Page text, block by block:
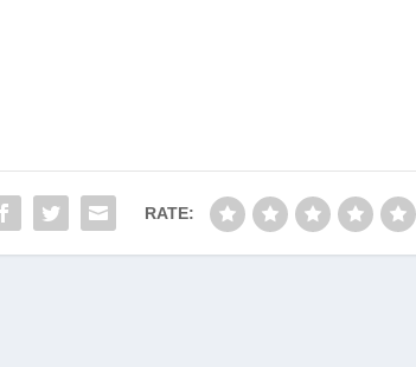
RATE: